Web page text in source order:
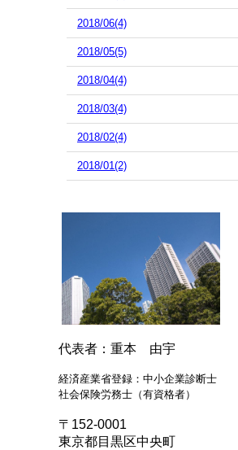
2018/06(4)
2018/05(5)
2018/04(4)
2018/03(4)
2018/02(4)
2018/01(2)
代表者：重本 由宇
経済産業省登録：中小企業診断士
社会保険労務士（有資格者）
〒152-0001
東京都目黒区中央町